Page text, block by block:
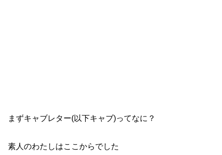
まずキャブレター(以下キャブ)ってなに？
素人のわたしはここからでした